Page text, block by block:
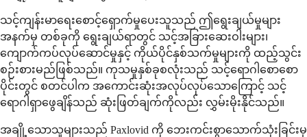
သင့်ကျန်းမာရေးစောင့်ရှောက်မှုပေးသူသည် ဤရွေးချယ်မှုများ
အနက်မှ တစ်ခုကို ရွေးချယ်ရာတွင် သင့်အခြားဆေးဝါးများ၊
ကျောက်ကပ်လုပ်ဆောင်မှုနှင့် ကိုယ်ပိုင်နှစ်သက်မှုများကို ထည့်သွင်း
စဉ်းစားမည်ဖြစ်သည်။ ကုသမှုနှစ်ခုစလုံးသည် သင့်ရောဂါစောစော
ပိုင်းတွင် စတင်ပါက အကောင်းဆုံးအလုပ်လုပ်သောကြောင့် သင့်
ရောဂါရှာဖွေချိန်သည် ဆုံးဖြတ်ချက်ကိုလည်း လွှမ်းမိုးနိုင်သည်။
အချို့သောသူများသည် Paxlovid ကို ဘေးကင်းစွာသောက်သုံးခြင်းမှ